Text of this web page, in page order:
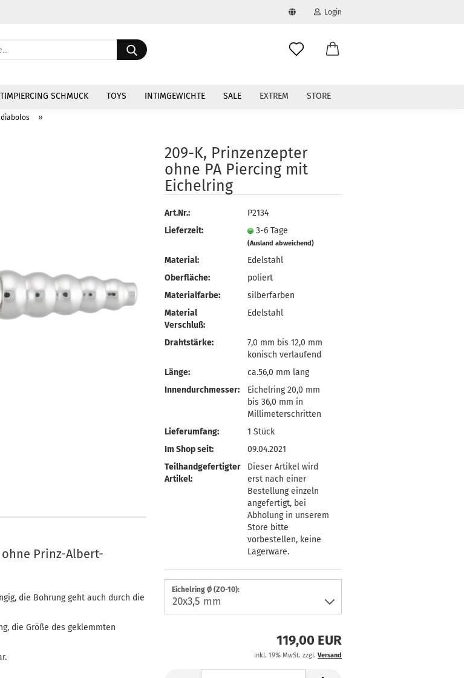
Währung auswählen
Login
Konto erstellen
Suche...
SCHMUCK TOYS INTIMGEWICHTE SALE EXTREM STORE
»
209-K, Prinzenzepter
ohne PA Piercing mit
Eichelring
Art.Nr.:
P2134
Lieferzeit:
3-6 Tage
(Ausland abweichend)
Material:
Edelstahl
Oberfläche:
poliert
Materialfarbe:
silberfarben
Material
Verschluß:
Edelstahl
Drahtstärke:
7,0 mm bis 12,0 mm
konisch verlaufend
Länge:
ca.56,0 mm lang
Innendurchmesser:
Eichelring 20,0 mm
bis 36,0 mm in
Millimeterschritten
Lieferumfang:
1 Stück
Im Shop seit:
09.04.2021
Teilhandgefertigter
Artikel:
Dieser Artikel wird
erst nach einer
Bestellung einzeln
angefertigt, bei
Abholung in unserem
Store bitte
vorbestellen, keine
Lagerware.
Eichelring Ø (ZO-10):
119,00 EUR
inkl. 19% MwSt. zzgl. Versand
Prinz-Albert-
die Bohrung geht auch durch die
die Größe des geklemmten